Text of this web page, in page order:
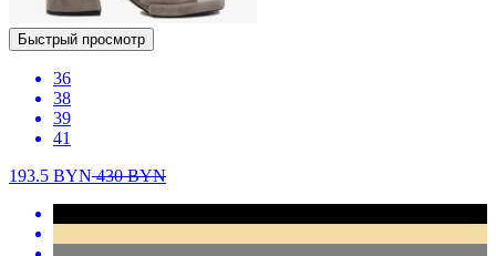
Быстрый просмотр
36
38
39
41
193.5 BYN430BYN